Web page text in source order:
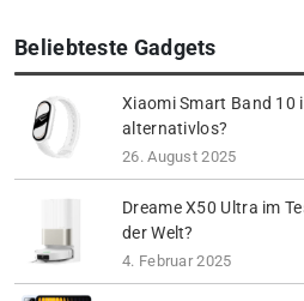
Beliebteste Gadgets
Xiaomi Smart Band 10
alternativlos?
26. August 2025
Dreame X50 Ultra im
der Welt?
4. Februar 2025